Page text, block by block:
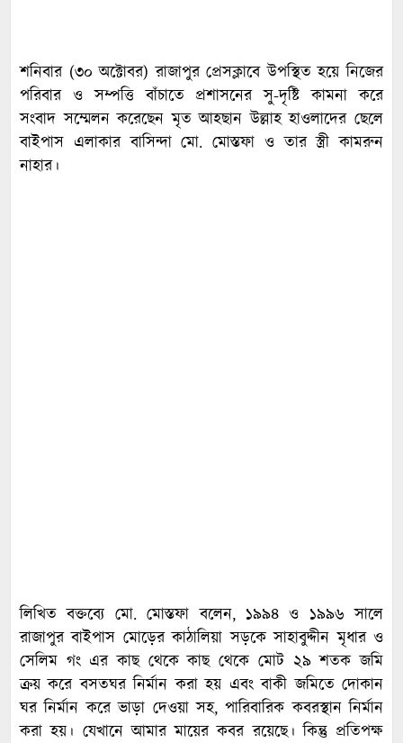
শনিবার (৩০ অক্টোবর) রাজাপুর প্রেসক্লাবে উপস্থিত হয়ে নিজের
পরিবার ও সম্পত্তি বাঁচাতে প্রশাসনের সু-দৃষ্টি কামনা করে
সংবাদ সম্মেলন করেছেন মৃত আহছান উল্লাহ হাওলাদের ছেলে
বাইপাস এলাকার বাসিন্দা মো. মোস্তফা ও তার স্ত্রী কামরুন
নাহার।
লিখিত বক্তব্যে মো. মোস্তফা বলেন, ১৯৯৪ ও ১৯৯৬ সালে
রাজাপুর বাইপাস মোড়ের কাঠালিয়া সড়কে সাহাবুদ্দীন মৃধার ও
সেলিম গং এর কাছ থেকে কাছ থেকে মোট ২৯ শতক জমি
ক্রয় করে বসতঘর নির্মান করা হয় এবং বাকী জমিতে দোকান
ঘর নির্মান করে ভাড়া দেওয়া সহ, পারিবারিক কবরস্থান নির্মান
করা হয়। যেখানে আমার মায়ের কবর রয়েছে। কিন্তু প্রতিপক্ষ